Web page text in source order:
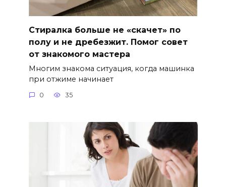
Стиралка больше не «скачет» по
полу и не дребезжит. Помог совет
от знакомого мастера
Многим знакома ситуация, когда машинка
при отжиме начинает
0 35